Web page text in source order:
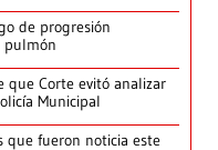
de progresión
pulmón
que Corte evitó analizar
Municipal
que fueron noticia este